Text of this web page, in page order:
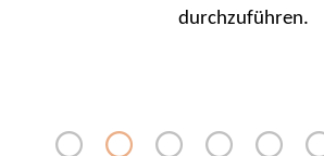
durchzuführen.